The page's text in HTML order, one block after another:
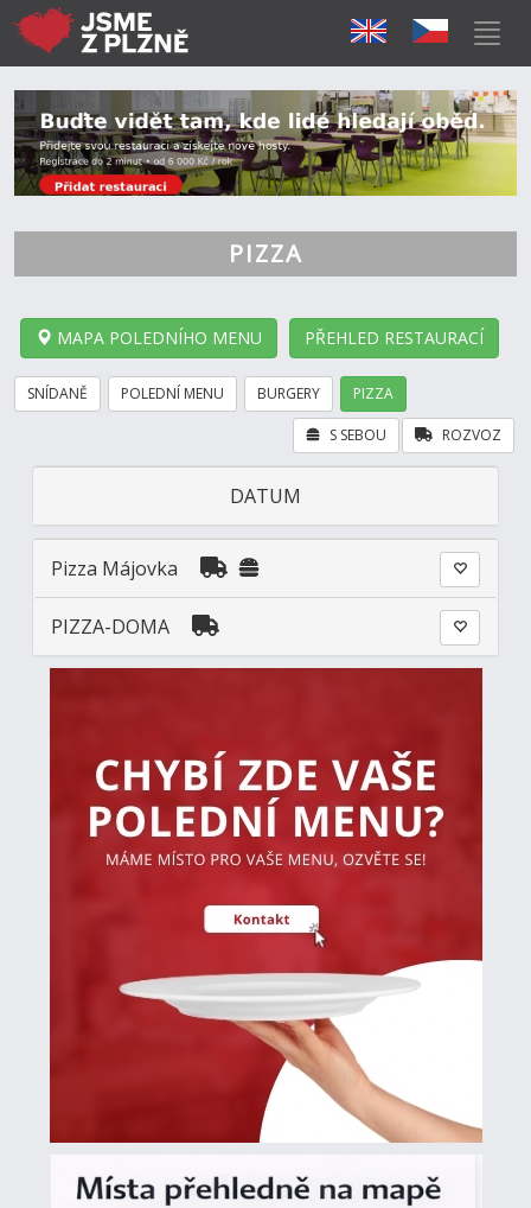
PIZZA
MAPA POLEDNÍHO MENU PŘEHLED RESTAURACÍ
SNÍDANĚ POLEDNÍ MENU BURGERY PIZZA
ROZVOZ
S SEBOU
DATUM
Pizza Májovka
PIZZA-DOMA